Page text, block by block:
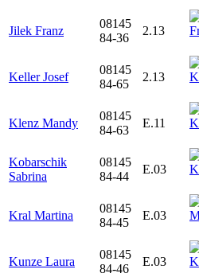
Jilek Franz
08145
84-36
2.13
Keller Josef
08145
84-65
2.13
Klenz Mandy
08145
84-63
E.11
Kobarschik
Sabrina
08145
84-44
E.03
Kral Martina
08145
84-45
E.03
Kunze Laura
08145
84-46
E.03